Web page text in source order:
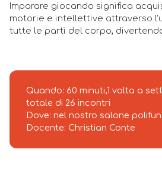
Imparare giocando significa
motorie e intellettive attraverso
tutte le parti del corpo,
Quando: 60 minuti,1 volta a
totale di 26 incontri
Dove: nel nostro salone
Docente: Christian Conte